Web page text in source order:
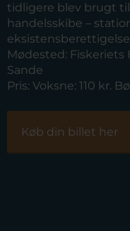
tidligere blev brugt
handelsskibe –
Mødested: Fiskeriets
Sande
Pris: Voksne: 110 kr.
Køb din billet her